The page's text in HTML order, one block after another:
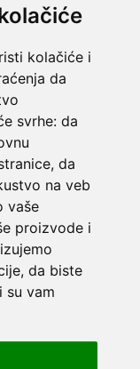
kolačiće i
da
svrhe: da
, da
na veb
vaše
proizvode i
, da biste
su vam